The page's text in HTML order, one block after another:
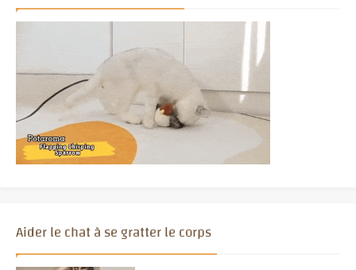
Aider le chat à se gratter le corps